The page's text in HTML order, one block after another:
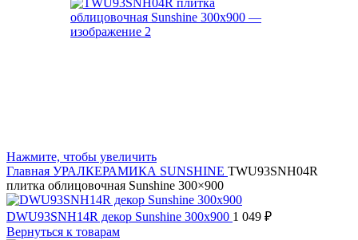
Нажмите, чтобы увеличить
Главная УРАЛКЕРАМИКА SUNSHINE TWU93SNH04R
плитка облицовочная Sunshine 300×900
DWU93SNH14R декор Sunshine 300x900 1 049 ₽
Вернуться к товарам